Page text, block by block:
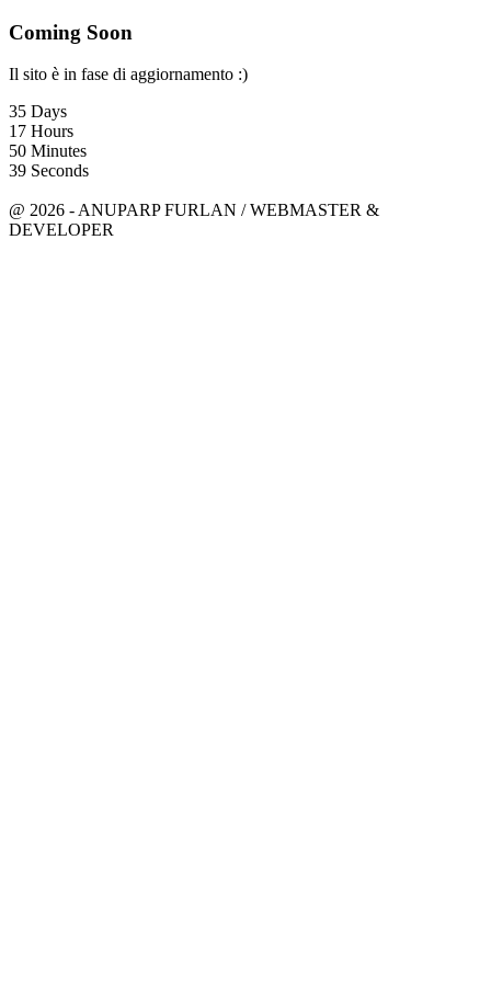
Coming Soon
Il sito è in fase di aggiornamento :)
35 Days
17 Hours
50 Minutes
39 Seconds
@ 2026 - ANUPARP FURLAN / WEBMASTER &
DEVELOPER